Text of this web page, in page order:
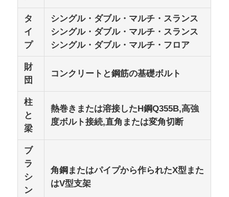
鉄骨構造の製作
鉄骨建築材料
鶏舎
牛棚
馬の棚
スチールガレージ
タ
イ
プ
シングル・ダブル・マルチ・スランス
シングル・ダブル・マルチ・スランス
シングル・ダブル・マルチ・フロア
財
団
コンクリートと鋼筋の基礎ボルト
柱
と
梁
熱巻きまたは溶接したH鋼Q355B,高強
度ボルト接続,直角または変角切断
ブ
ラ
シ
ン
角鋼またはパイプから作られたX型また
はV型支架